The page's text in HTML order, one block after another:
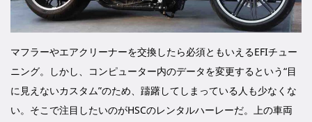
マフラーやエアクリーナーを交換したら必須ともいえるEFIチュー
ニング。しかし、コンピューター内のデータを変更するという“目
に見えないカスタム”のため、躊躇してしまっている人も少なくな
い。そこで注目したいのがHSCのレンタルハーレーだ。上の車両